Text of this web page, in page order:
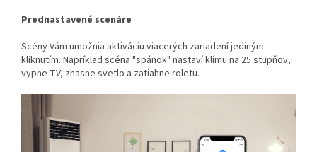
Prednastavené scenáre
Scény Vám umožnia aktiváciu viacerých zariadení jediným
kliknutím. Napríklad scéna "spánok" nastaví klímu na 25 stupňov,
vypne TV, zhasne svetlo a zatiahne roletu.